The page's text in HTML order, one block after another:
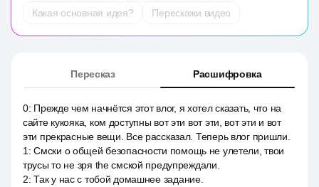
Какая основная идея?
Перескажи видео
Пересказ Расшифровка
0: Прежде чем начнётся этот влог, я хотел сказать, что на
сайте кукояка, ком доступны вот эти вот эти, вот эти и вот
эти прекрасные вещи. Все рассказал. Теперь влог пришли.
1 :Смски о общей безопасности помощь не улетели, твои
трусы то не зря the смской предупреждали.
2:Так у нас с тобой домашнее задание.